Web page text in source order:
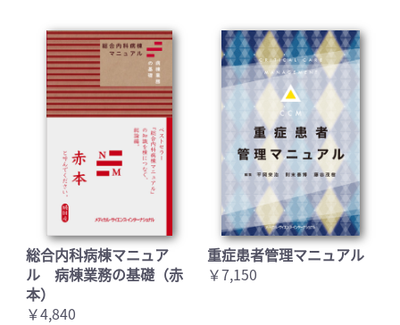
総合内科病棟マニュア
ル 病棟業務の基礎（赤
本）
￥4,840
重症患者管理マニュアル
￥7,150